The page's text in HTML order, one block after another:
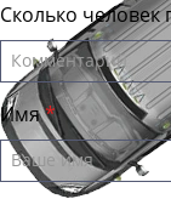
Сколько человек
Имя